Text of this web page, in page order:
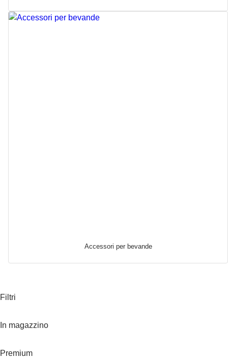
Accessori per bevande
Filtri
In magazzino
Premium